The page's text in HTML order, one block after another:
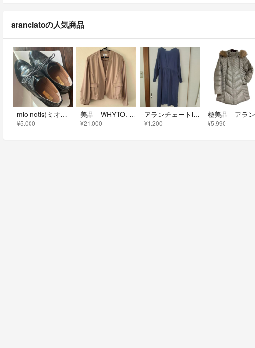
aranciatoの人気商品
mio notis(ミオノティス)メダリオンオックスフォードシューズ
¥5,000
美品 WHYTO. セットアップスーツ ベージュ
¥21,000
アランチェートina リネン100% ワンピース
¥1,200 ¥5,990